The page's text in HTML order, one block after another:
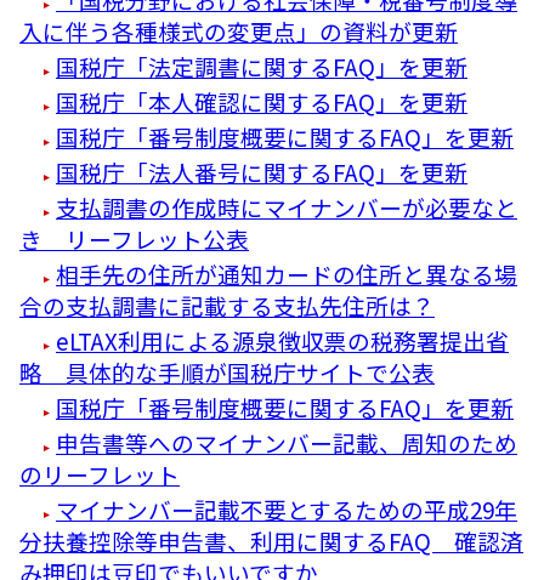
入に伴う各種様式の変更点」の資料が更新
国税庁「法定調書に関するFAQ」を更新
国税庁「本人確認に関するFAQ」を更新
国税庁「番号制度概要に関するFAQ」を更新
国税庁「法人番号に関するFAQ」を更新
支払調書の作成時にマイナンバーが必要なと
き リーフレット公表
相手先の住所が通知カードの住所と異なる場
合の支払調書に記載する支払先住所は？
eLTAX利用による源泉徴収票の税務署提出省
略 具体的な手順が国税庁サイトで公表
国税庁「番号制度概要に関するFAQ」を更新
申告書等へのマイナンバー記載、周知のため
のリーフレット
マイナンバー記載不要とするための平成29年
分扶養控除等申告書、利用に関するFAQ 確認済
み押印は豆印でもいいですか